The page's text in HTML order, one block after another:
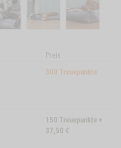
Preis
300 Treuepunkte
150 Treuepunkte +
37,50 €